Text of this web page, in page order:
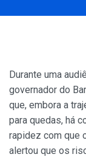
Durante uma
governador do
que, embora a
para quedas, há
rapidez com que
alertou que os